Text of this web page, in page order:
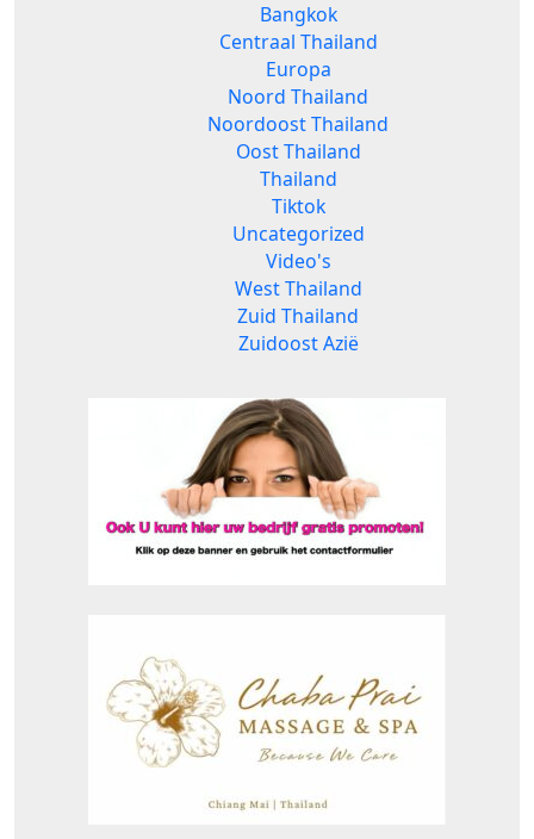
Bangkok
Centraal Thailand
Europa
Noord Thailand
Noordoost Thailand
Oost Thailand
Thailand
Tiktok
Uncategorized
Video's
West Thailand
Zuid Thailand
Zuidoost Azië